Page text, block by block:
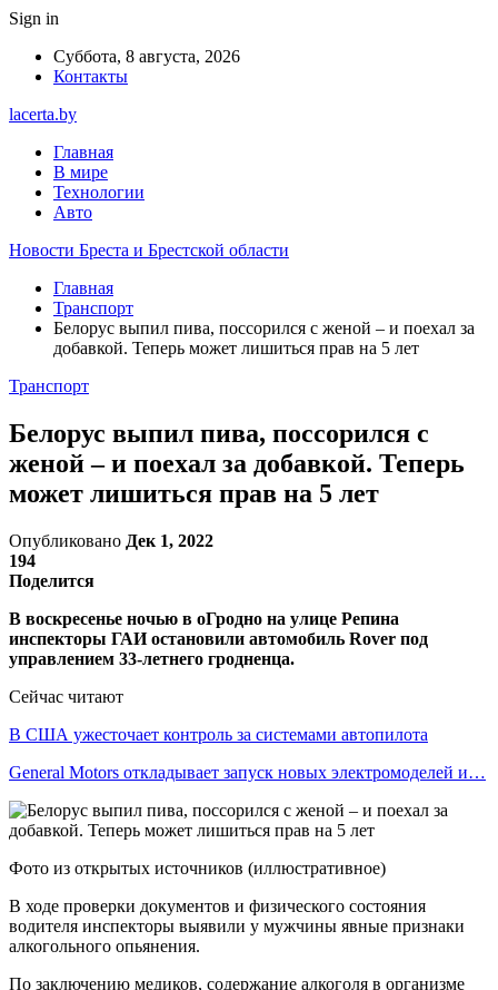
Sign in
Суббота, 8 августа, 2026
Контакты
lacerta.by
Главная
В мире
Технологии
Авто
Новости Бреста и Брестской области
Главная
Транспорт
Белорус выпил пива, поссорился с женой – и поехал за
добавкой. Теперь может лишиться прав на 5 лет
Транспорт
Белорус выпил пива, поссорился с
женой – и поехал за добавкой. Теперь
может лишиться прав на 5 лет
Опубликовано Дек 1, 2022
194
Поделится
В воскресенье ночью в оГродно на улице Репина
инспекторы ГАИ остановили автомобиль Rover под
управлением 33-летнего гродненца.
Сейчас читают
В США ужесточает контроль за системами автопилота
General Motors откладывает запуск новых электромоделей и…
Фото из открытых источников (иллюстративное)
В ходе проверки документов и физического состояния
водителя инспекторы выявили у мужчины явные признаки
алкогольного опьянения.
По заключению медиков, содержание алкоголя в организме